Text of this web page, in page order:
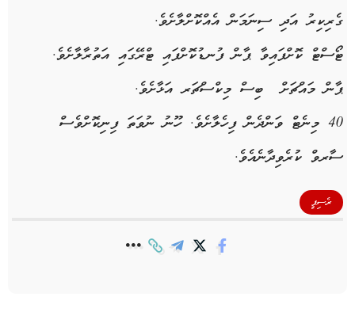
ގެރިކިރު އަދި ސިނަމަން އެއްކޮށްލާށެވެ.
ޓޯސްޓް ކޮށްފައިވާ ޕާން ފުނޑުކޮށްފައި ޓްރޭގައި އަތުރާލާށެވެ.
ޕާން މައްޗަށް ބިސް މިކްސްޗަރ އަޅާށެވެ.
40 މިނެޓް ވަންދެން ފިހެލާށެވެ. ހޫނު ނުވަތަ ފިނިކޮށްވެސް
ސާރވް ކުރެވިދާނެއެވެ.
ރެސިޕީ